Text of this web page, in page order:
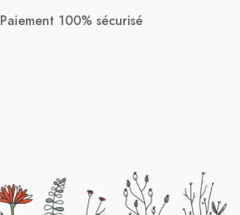
Paiement 100% sécurisé